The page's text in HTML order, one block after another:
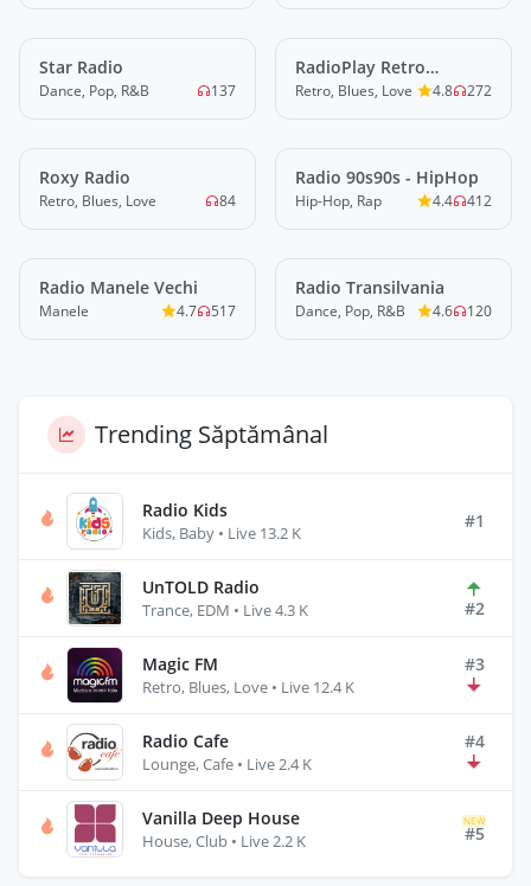
LIVE
Star Radio
Dance, Pop, R&B 137
LIVE
RadioPlay Retro
Romania
Retro, Blues, Love 4.8 272
LIVE
Roxy Radio
Retro, Blues, Love 84
LIVE
Radio 90s90s - HipHop
Hip-Hop, Rap 4.4 412
LIVE
Radio Manele Vechi
Manele 4.7 517
LIVE
Radio Transilvania
Dance, Pop, R&B 4.6 120
Trending Săptămânal
Radio Kids
Kids, Baby • Live 13.2 K
#1
UnTOLD Radio
Trance, EDM • Live 4.3 K #2
Magic FM
Retro, Blues, Love • Live 12.4 K
#3
Radio Cafe
Lounge, Cafe • Live 2.4 K
#4
Vanilla Deep House
House, Club • Live 2.2 K
NEW
#5